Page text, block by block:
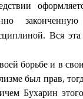
Вся
борьбе и в
был прав,
Бухарин